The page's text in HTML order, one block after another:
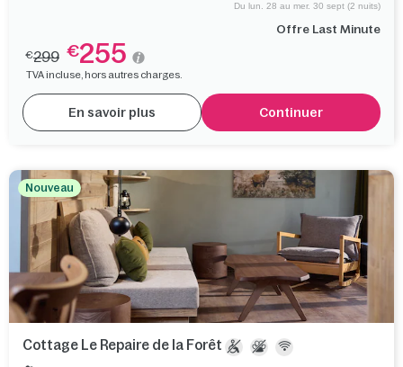
Offre Last Minute
Du lun. 28 au mer. 30 sept (2 nuits)
€299 €255
TVA incluse, hors autres charges.
En savoir plus Continuer
Nouveau
Cottage Le Repaire de la Forêt